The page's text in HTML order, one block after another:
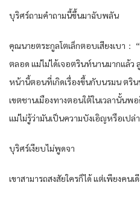
บุริศร์ถามคำถามนี้ขึ้นมาฉับพลัน
คุณนายตระกูลโตเล็กตอบเสียงเบา
ตลอด แม่ไม่ได้เจอตรินท์นานมากแล้ว
หน้านี้ตอนที่เกิดเรื่องขึ้นกับนรมน ตริ
เขตชานเมืองทางตอนใต้ในเวลานั้น
แม่ไม่รู้ว่ามันเป็นความบังเอิญหรือเปล่
บุริศร์เงียบไม่พูดจา
เขาสามารถสงสัยใครก็ได้ แต่เพียงคน